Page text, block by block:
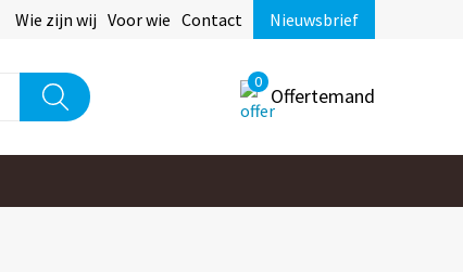
Wie zijn wij Voor wie Contact Nieuwsbrief
0
Offertemand